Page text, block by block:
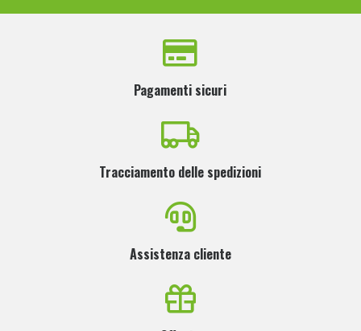
Pagamenti sicuri
Tracciamento delle spedizioni
Assistenza cliente